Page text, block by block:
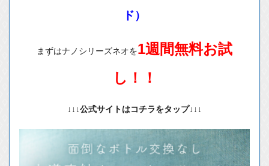
ド）
まずはナノシリーズネオを1週間無料お試
し！！
↓↓↓公式サイトはコチラをタップ↓↓↓